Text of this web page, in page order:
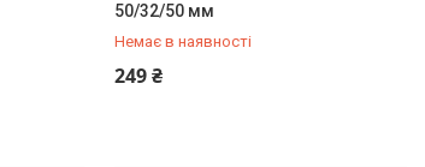
50/32/50 мм
Немає в наявності
249 ₴
+380 (67) 500-59-19